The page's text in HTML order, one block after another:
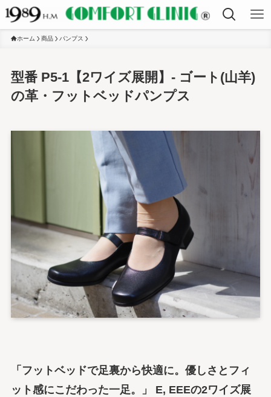
ホーム 商品 パンプス
型番 P5-1【2ワイズ展開】- ゴート(山羊)
の革・フットベッドパンプス
「フットベッドで足裏から快適に。優しさとフィ
ット感にこだわった一足。」
E, EEEの2ワイズ展